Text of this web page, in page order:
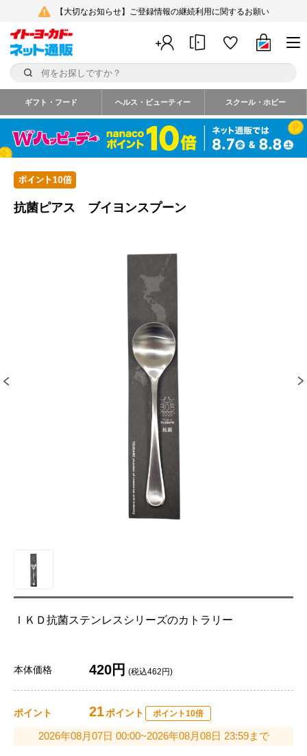
【大切なお知らせ】ご登録情報の継続利用に関するお願い
ギフト・フード ヘルス・ビューティー スクール・ホビー
抗菌ピアス ブイヨンスプーン
ＩＫＤ抗菌ステンレスシリーズのカトラリー
本体価格 420円 (税込462円)
ポイント 21ポイント ポイント10倍
2026年08月07日 00:00~2026年08月08日 23:59まで